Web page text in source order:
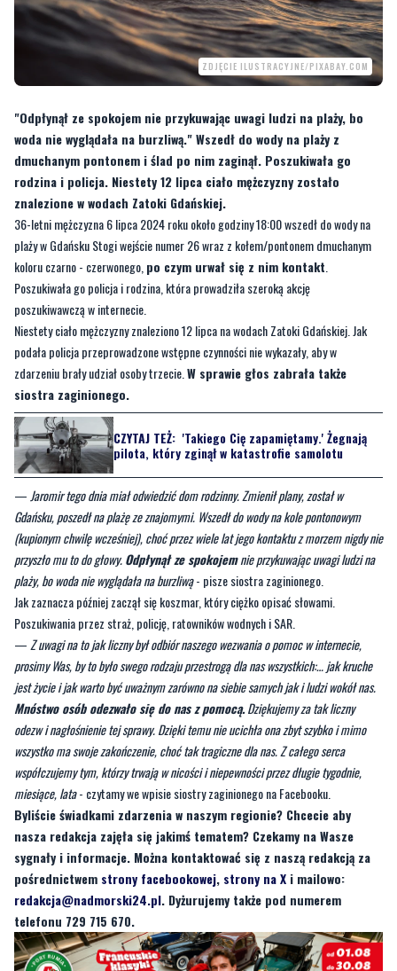
ZDJĘCIE ILUSTRACYJNE/PIXABAY.COM
"Odpłynął ze spokojem nie przykuwając uwagi ludzi na plaży, bo
woda nie wyglądała na burzliwą." Wszedł do wody na plaży z
dmuchanym pontonem i ślad po nim zaginął. Poszukiwała go
rodzina i policja. Niestety 12 lipca ciało mężczyzny zostało
znalezione w wodach Zatoki Gdańskiej.
36-letni mężczyzna 6 lipca 2024 roku około godziny 18:00 wszedł do wody na
plaży w Gdańsku Stogi wejście numer 26 wraz z kołem/pontonem dmuchanym
koloru czarno - czerwonego,po czym urwał się z nim kontakt.
Poszukiwała go policja i rodzina, która prowadziła szeroką akcję
poszukiwawczą w internecie.
Niestety ciało mężczyzny znaleziono 12 lipca na wodach Zatoki Gdańskiej. Jak
podała policja przeprowadzone wstępne czynności nie wykazały, aby w
zdarzeniu brały udział osoby trzecie.W sprawie głos zabrała także
siostra zaginionego.
CZYTAJ TEŻ: 'Takiego Cię zapamiętamy.' Żegnają
pilota, który zginął w katastrofie samolotu
—Jaromir tego dnia miał odwiedzić dom rodzinny. Zmienił plany, został w
Gdańsku, poszedł na plażę ze znajomymi. Wszedł do wody na kole pontonowym
(kupionym chwilę wcześniej), choć przez wiele lat jego kontaktu z morzem nigdy nie
przyszło mu to do głowy.Odpłynął ze spokojemnie przykuwając uwagi ludzi na
plaży, bo woda nie wyglądała na burzliwą- pisze siostra zaginionego.
Jak zaznacza później zaczął się koszmar, który ciężko opisać słowami.
Poszukiwania przez straż, policję, ratowników wodnych i SAR.
—Z uwagi na to jak liczny był odbiór naszego wezwania o pomoc w internecie,
prosimy Was, by to było swego rodzaju przestrogą dla nas wszystkich:… jak kruche
jest życie i jak warto być uważnym zarówno na siebie samych jak i ludzi wokół nas.
Mnóstwo osób odezwało się do nas z pomocą.Dziękujemy za tak liczny
odezw i nagłośnienie tej sprawy. Dzięki temu nie ucichła ona zbyt szybko i mimo
wszystko ma swoje zakończenie, choć tak tragiczne dla nas. Z całego serca
współczujemy tym, którzy trwają w nicości i niepewności przez długie tygodnie,
miesiące, lata- czytamy we wpisie siostry zaginionego na Facebooku.
Byliście świadkami zdarzenia w naszym regionie? Chcecie aby
nasza redakcja zajęła się jakimś tematem? Czekamy na Wasze
sygnały i informacje. Można kontaktować się z naszą redakcją za
pośrednictwem strony facebookowej, strony na X i mailowo:
redakcja@nadmorski24.pl. Dyżurujemy także pod numerem
telefonu 729 715 670.